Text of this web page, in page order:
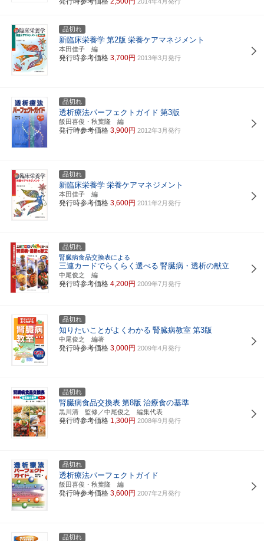
品切れ
新臨床栄養学 第2版 栄養ケアマネジメント
本田佳子 編
発行時参考価格 3,700円 2013年3月発行
品切れ
透析療法パーフェクトガイド 第3版
飯田喜俊・秋葉隆 編
発行時参考価格 3,900円 2012年3月発行
品切れ
新臨床栄養学 栄養ケアマネジメント
本田佳子 編
発行時参考価格 3,600円 2011年2月発行
品切れ
腎臓病食品交換表による
三連カードでらくらく選べる 腎臓病・透析の献立
中尾俊之 編
発行時参考価格 4,200円 2009年7月発行
品切れ
知りたいことがよくわかる 腎臓病教室 第3版
中尾俊之 編著
発行時参考価格 3,000円 2009年4月発行
品切れ
腎臓病食品交換表 第8版 治療食の基準
黒川清 監修／中尾俊之 編集代表
発行時参考価格 1,300円 2008年9月発行
品切れ
透析療法パーフェクトガイド
飯田喜俊・秋葉隆 編
発行時参考価格 3,600円 2007年2月発行
品切れ